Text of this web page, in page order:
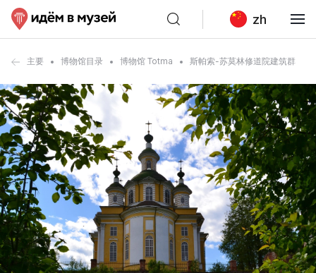
zh
主要 博物馆目录 博物馆 Totma 斯帕索-苏莫林修道院建筑群